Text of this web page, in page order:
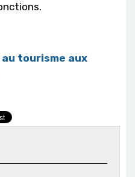
tourisme aux